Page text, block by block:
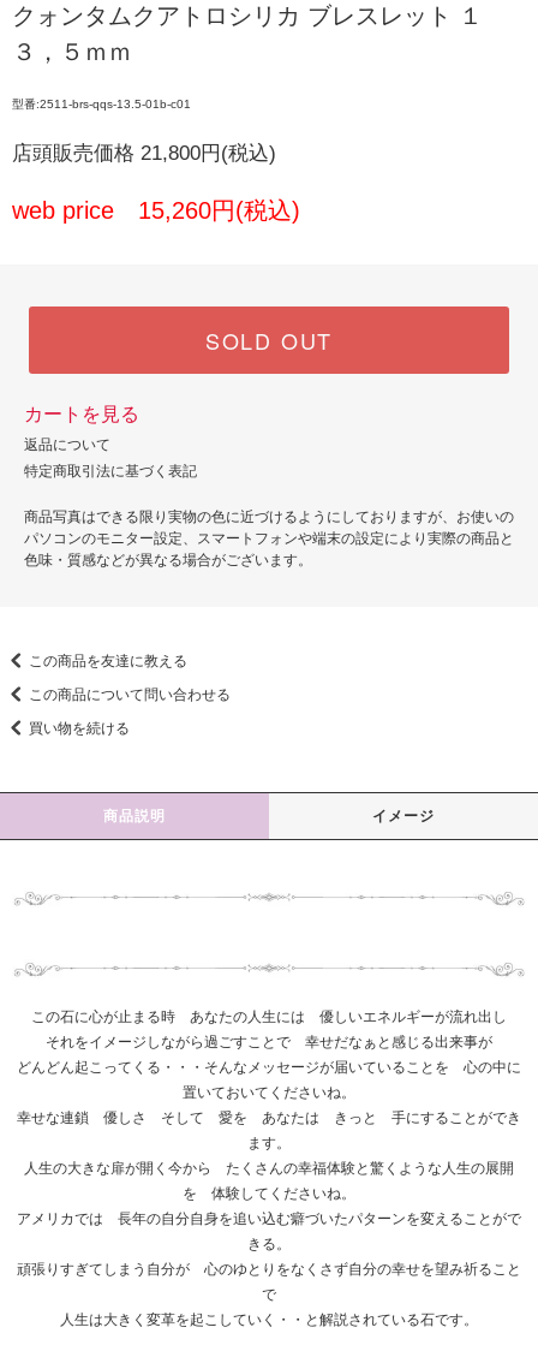
クォンタムクアトロシリカ ブレスレット １
３，５ｍｍ
型番:2511-brs-qqs-13.5-01b-c01
店頭販売価格 21,800円(税込)
web price 15,260円(税込)
SOLD OUT
カートを見る
返品について
特定商取引法に基づく表記
商品写真はできる限り実物の色に近づけるようにしておりますが、お使いの
パソコンのモニター設定、スマートフォンや端末の設定により実際の商品と
色味・質感などが異なる場合がございます。
この商品を友達に教える
この商品について問い合わせる
買い物を続ける
商品説明 イメージ
この石に心が止まる時 あなたの人生には 優しいエネルギーが流れ出し
それをイメージしながら過ごすことで 幸せだなぁと感じる出来事が
どんどん起こってくる・・・そんなメッセージが届いていることを 心の中に
置いておいてくださいね。
幸せな連鎖 優しさ そして 愛を あなたは きっと 手にすることができ
ます。
人生の大きな扉が開く今から たくさんの幸福体験と驚くような人生の展開
を 体験してくださいね。
アメリカでは 長年の自分自身を追い込む癖づいたパターンを変えることがで
きる。
頑張りすぎてしまう自分が 心のゆとりをなくさず自分の幸せを望み祈ること
で
人生は大きく変革を起こしていく・・と解説されている石です。